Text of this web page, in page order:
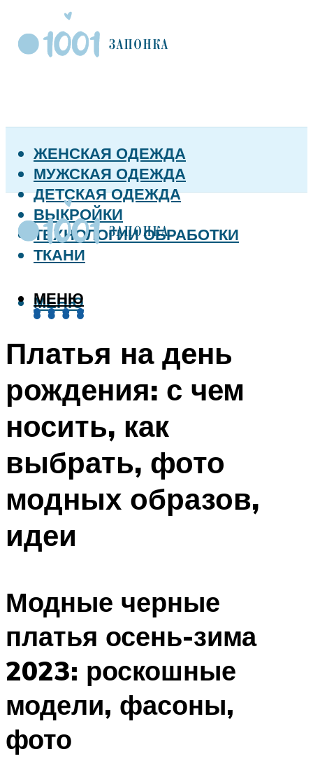
ЖЕНСКАЯ ОДЕЖДА
МУЖСКАЯ ОДЕЖДА
ДЕТСКАЯ ОДЕЖДА
ВЫКРОЙКИ
ТЕХНОЛОГИИ ОБРАБОТКИ
ТКАНИ
МЕНЮ
МЕНЮ
Платья на день
рождения: с чем
носить, как
выбрать, фото
модных образов,
идеи
Модные черные
платья осень-зима
2023: роскошные
модели, фасоны,
фото